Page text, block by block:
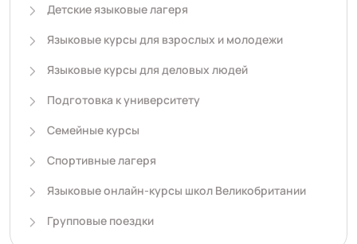
Детские языковые лагеря
Языковые курсы для взрослых и молодежи
Языковые курсы для деловых людей
Подготовка к университету
Семейные курсы
Спортивные лагеря
Языковые онлайн-курсы школ Великобритании
Групповые поездки